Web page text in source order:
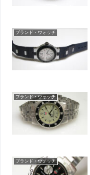
ブランド・ウォッチ
ブランド・ウォッチ
ブランド・ウォッチ